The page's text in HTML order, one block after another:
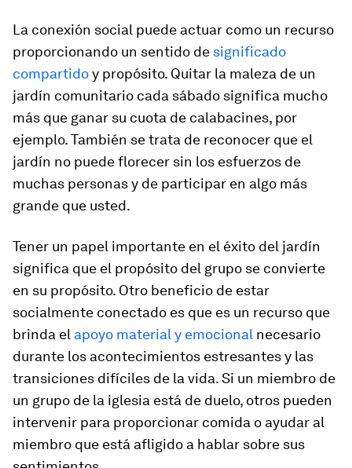
La conexión social puede actuar como un recurso
proporcionando un sentido de significado
compartidoy propósito. Quitar la maleza de un
jardín comunitario cada sábado significa mucho
más que ganar su cuota de calabacines, por
ejemplo. También se trata de reconocer que el
jardín no puede florecer sin los esfuerzos de
muchas personas y de participar en algo más
grande que usted.
Tener un papel importante en el éxito del jardín
significa que el propósito del grupo se convierte
en su propósito. Otro beneficio de estar
socialmente conectado es que es un recurso que
brinda el apoyo material y emocional necesario
durante los acontecimientos estresantes y las
transiciones difíciles de la vida. Si un miembro de
un grupo de la iglesia está de duelo, otros pueden
intervenir para proporcionar comida o ayudar al
miembro que está afligido a hablar sobre sus